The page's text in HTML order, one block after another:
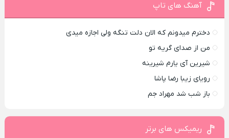
آهنگ های تاپ
دخترم میدونم که الان دلت تنگه ولی اجازه میدی
من از صدای گريه تو
شیرین آی یارم شیرینه
رویای زیبا رضا پاشا
باز شب شد مهراد جم
ریمیکس های برتر